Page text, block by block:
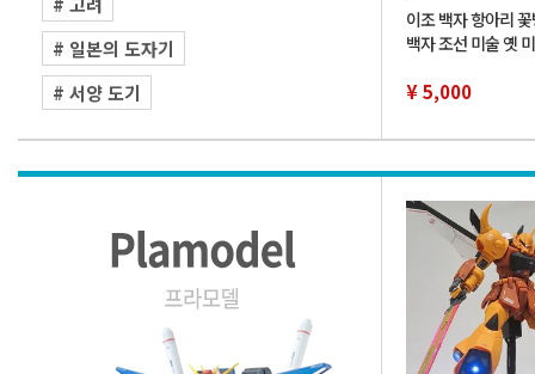
# 일본의 도자기
# 서양 도기
이조 백자 항아리
백자 조선 미술 옛
¥ 5,000